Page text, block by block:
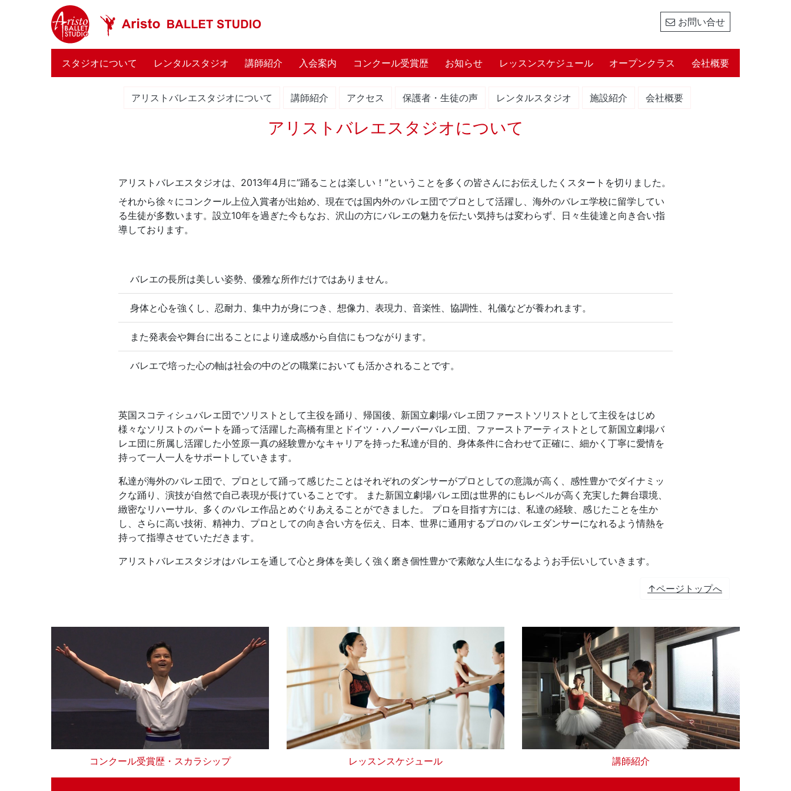
お問い合せ
スタジオについて (current)
レンタルスタジオ 講師紹介 入会案内 コンクール受賞歴 お知らせ レッスンスケジュール オープンクラス 会社概要
アリストバレエスタジオについて 講師紹介 アクセス 保護者・生徒の声 レンタルスタジオ 施設紹介 会社概要
アリストバレエスタジオについて
アリストバレエスタジオは、2013年4月に”踊ることは楽しい！”ということを多くの皆さんにお伝えしたくスタートを切りました。
それから徐々にコンクール上位入賞者が出始め、現在では国内外のバレエ団でプロとして活躍し、海外のバレエ学校に留学してい
る生徒が多数います。設立10年を過ぎた今もなお、沢山の方にバレエの魅力を伝たい気持ちは変わらず、日々生徒達と向き合い指
導しております。
バレエの長所は美しい姿勢、優雅な所作だけではありません。
身体と心を強くし、忍耐力、集中力が身につき、想像力、表現力、音楽性、協調性、礼儀などが養われます。
また発表会や舞台に出ることにより達成感から自信にもつながります。
バレエで培った心の軸は社会の中のどの職業においても活かされることです。
英国スコティシュバレエ団でソリストとして主役を踊り、帰国後、新国立劇場バレエ団ファーストソリストとして主役をはじめ
様々なソリストのパートを踊って活躍した高橋有里とドイツ・ハノーバーバレエ団、ファーストアーティストとして新国立劇場バ
レエ団に所属し活躍した小笠原一真の経験豊かなキャリアを持った私達が目的、身体条件に合わせて正確に、細かく丁寧に愛情を
持って一人一人をサポートしていきます。
私達が海外のバレエ団で、プロとして踊って感じたことはそれぞれのダンサーがプロとしての意識が高く、感性豊かでダイナミッ
クな踊り、演技が自然で自己表現が長けていることです。 また新国立劇場バレエ団は世界的にもレベルが高く充実した舞台環境、
緻密なリハーサル、多くのバレエ作品とめぐりあえることができました。 プロを目指す方には、私達の経験、感じたことを生か
し、さらに高い技術、精神力、プロとしての向き合い方を伝え、日本、世界に通用するプロのバレエダンサーになれるよう情熱を
持って指導させていただきます。
アリストバレエスタジオはバレエを通して心と身体を美しく強く磨き個性豊かで素敵な人生になるようお手伝いしていきます。
↑ページトップへ
コンクール受賞歴・スカラシップ レッスンスケジュール 講師紹介